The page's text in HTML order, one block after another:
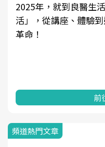
2025年，就到良醫生
活」，從講座、體驗
革命！
前
頻道熱門文章